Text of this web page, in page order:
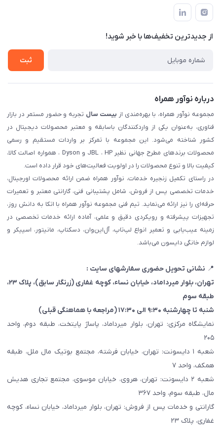
۲۳، طبقه سوم
حساب کاربری
تماس با ما
قوانین و مقررات
حریم خصوصی
شرایط گارانتی
ثبت شکایت
از جدید‌ترین تخفیف‌ها با‌ خبر شوید!
ثبت
درباره نوآور همراه
مجموعه نوآور همراه، با بهره‌مندی از بیست سال تجربه و حضور مستمر در بازار
فناوری، به‌عنوان یکی از واردکنندگان باسابقه و معتبر محصولات دیجیتال در
کشور شناخته می‌شود. این مجموعه با تمرکز بر واردات مستقیم و رسمی
محصولات برندهای مطرح جهانی نظیر JBL ، HP و Dyson ، همواره اصالت کالا،
کیفیت بالا و تنوع محصولات را در اولویت فعالیت‌های خود قرار داده است.
در راستای تکمیل زنجیره خدمات، نوآور همراه ضمن ارائه محصولات اورجینال،
خدمات تخصصی پس از فروش، شامل پشتیبانی فنی، گارانتی معتبر و تعمیرات
حرفه‌ای را نیز ارائه می‌نماید. تیم فنی مجموعه نوآور همراه با اتکا به دانش روز،
تجهیزات پیشرفته و رویکردی دقیق و علمی، آماده ارائه خدمات تخصصی در
زمینه عیب‌یابی و تعمیر انواع لپ‌تاپ، آل‌این‌وان، دسکتاپ، مانیتور، اسپیکر و
لوازم خانگی دایسون می‌باشد.
📍 نشانی تحویل حضوری سفارشهای سایت :
تهران، بلوار میرداماد، خیابان نساء، کوچه غفاری (زرنگار سابق)
، پلاک ۲۳،
طبقه سوم
شنبه تا چهارشنبه ۹:۳۰ الی ۱۷:۳۰ (مراجعه با هماهنگی قبلی)
نمایشگاه مرکزی: تهران، بلوار میرداماد، پاساژ پایتخت، طبقه دوم، واحد
۲۰۵
شعبه ۱ دایسونت: تهران، خیابان فرشته، مجتمع بوتیک مال ملل، طبقه
همکف، واحد ۷
شعبه ۲ دایسونت: تهران، هروی، خیابان موسوی، مجتمع تجاری هدیش
مال، طبقه سوم، واحد ۳۶۷
گارانتی و خدمات پس از فروش: تهران، بلوار میرداماد، خیابان نساء، کوچه
غفاری، پلاک ۲۳